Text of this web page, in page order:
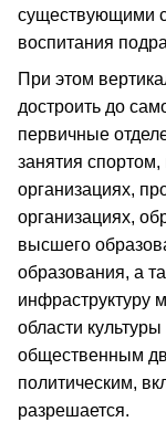
существующими
воспитания
При этом
достроить до
первичные
занятия
организациях,
организациях,
высшего
образования, а
инфраструктуру
области
общественным
политическим,
разрешается.